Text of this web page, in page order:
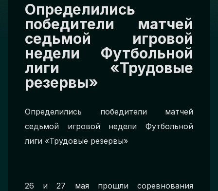
Определились
победители матчей
седьмой игровой
недели Футбольной
лиги «Трудовые
резервы»
Определились победители матчей
седьмой игровой недели Футбольной
лиги «Трудовые резервы»
26 и 27 мая прошли соревнования